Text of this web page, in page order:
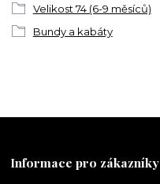
Velikost 74 (6-9 měsíců)
Bundy a kabáty
Informace pro zákazníky